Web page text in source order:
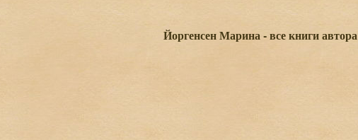
Йоргенсен Марина - все книги автора